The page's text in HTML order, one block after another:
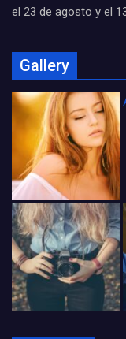
el 23 de agosto y el
Gallery